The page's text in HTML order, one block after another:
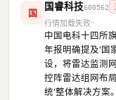
国
国睿科技600562
行情加载失败
中国电科十四所
年报明确提及'国
设，将雷达监测
控阵雷达组网布
统'整体解决方案